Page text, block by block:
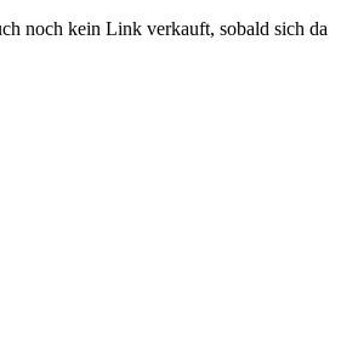
noch kein Link verkauft, sobald sich da